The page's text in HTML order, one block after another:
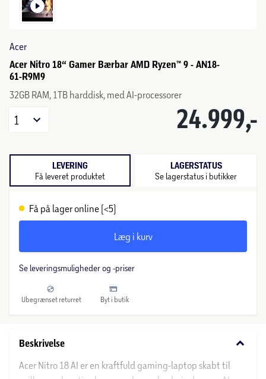
Acer
Acer Nitro 18“ Gamer Bærbar AMD Ryzen™ 9 - AN18-
61-R9M9
32GB RAM, 1TB harddisk, med AI-processorer
24.999,-
1
LEVERING
Få leveret produktet
LAGERSTATUS
Se lagerstatus i butikker
Få på lager online (<5)
Læg i kurv
Se leveringsmuligheder og -priser
Ubegrænset returret Byt i butik
Beskrivelse keyboard_arrow_down
Acer Nitro 18 AI er en kraftfuld gaming-laptop skabt til